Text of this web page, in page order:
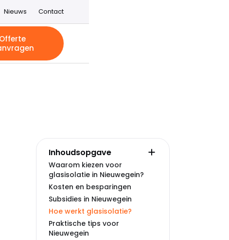
Nieuws Contact
Offerte
Inhoudsopgave
Waarom kiezen voor
glasisolatie in Nieuwegein?
Kosten en besparingen
Subsidies in Nieuwegein
Hoe werkt glasisolatie?
Praktische tips voor
Nieuwegein